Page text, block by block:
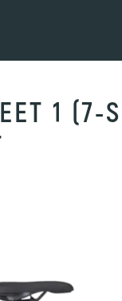
1 (7-